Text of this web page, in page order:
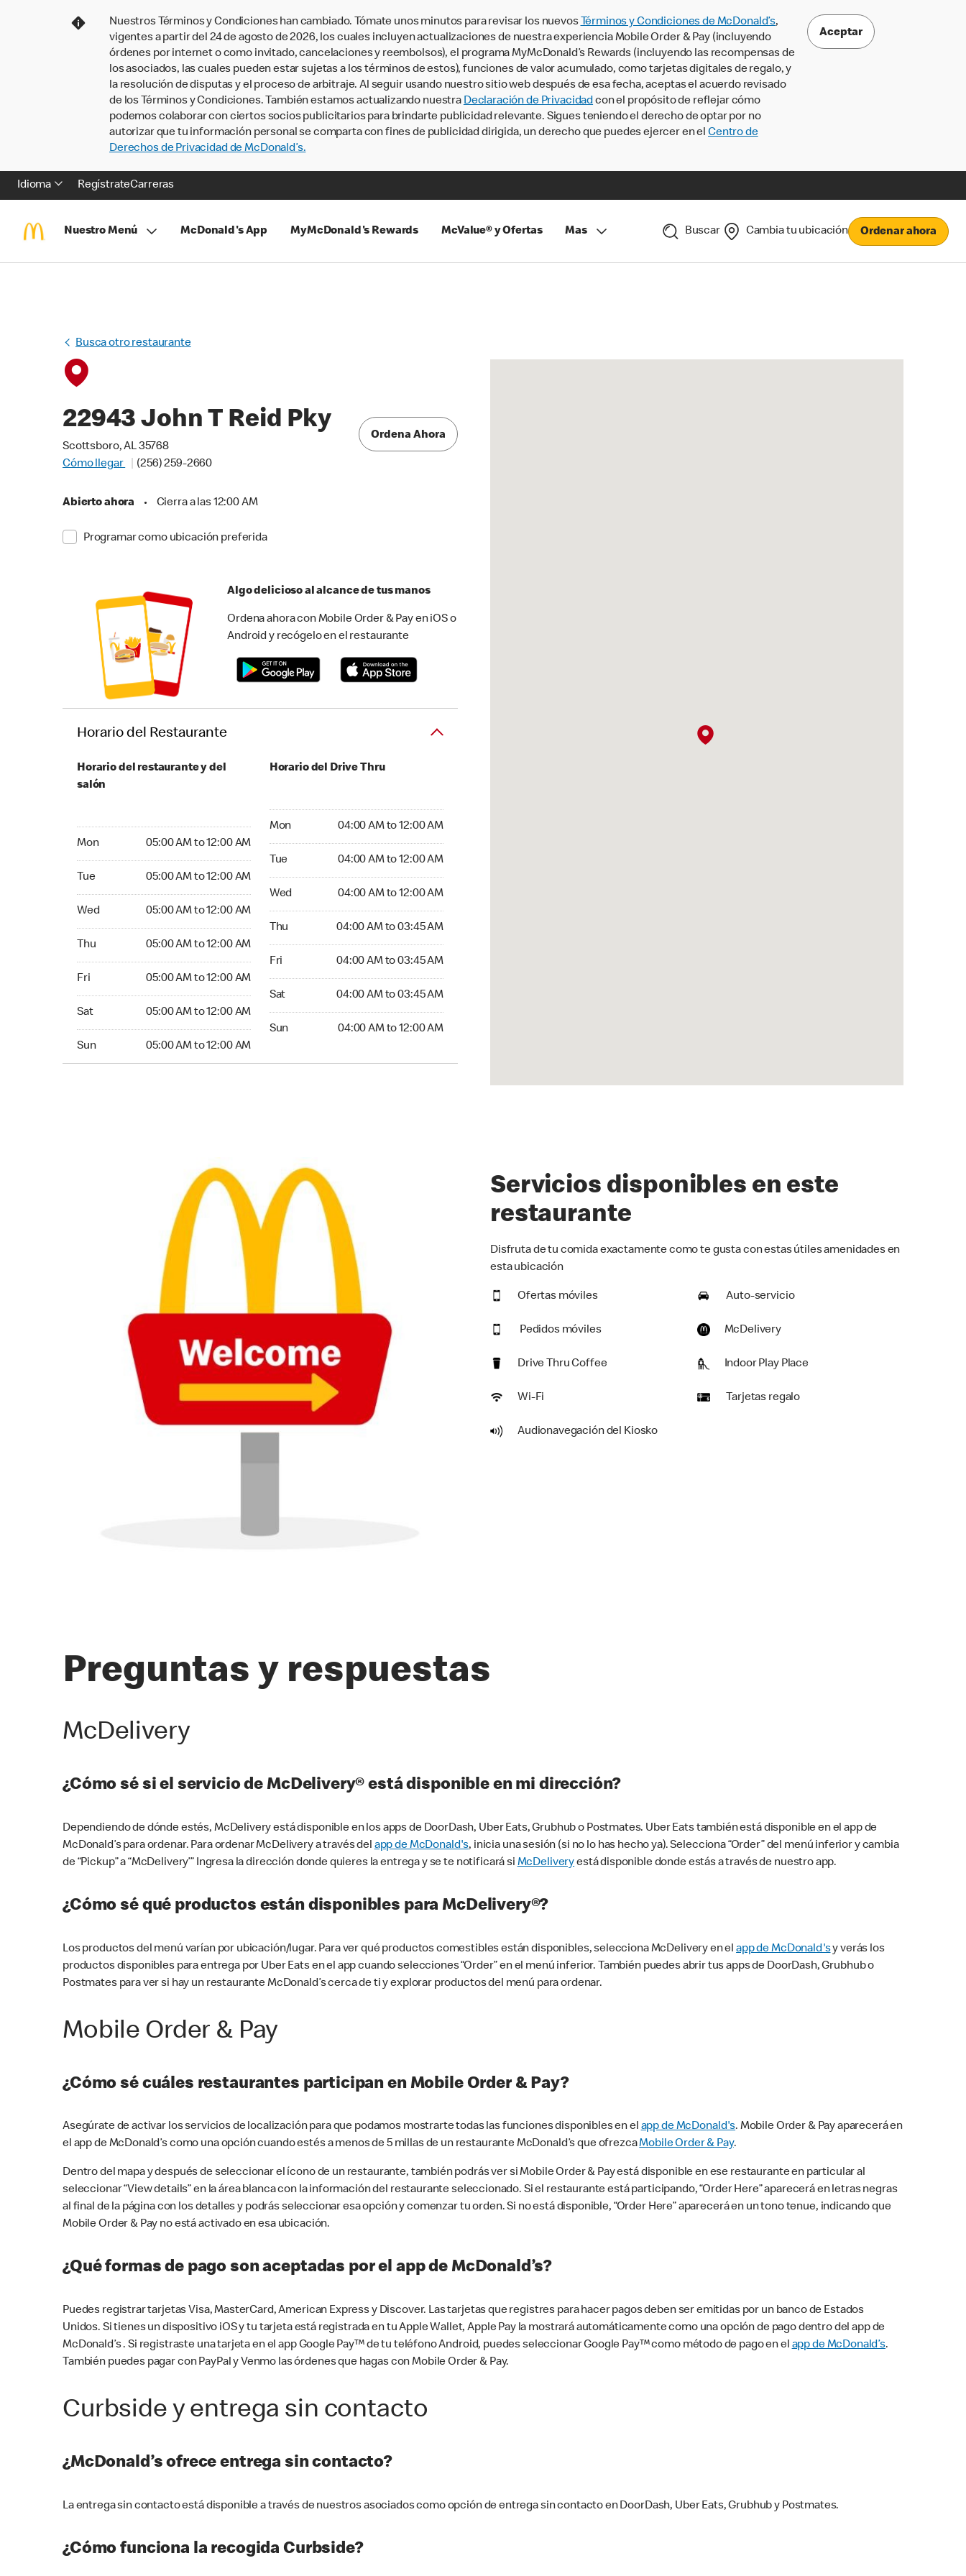
Nuestros Términos y Condiciones han cambiado. Tómate unos minutos para revisar los nuevos Términos y Condiciones de McDonald’s,
vigentes a partir del 24 de agosto de 2026, los cuales incluyen actualizaciones de nuestra experiencia Mobile Order & Pay (incluyendo
órdenes por internet o como invitado, cancelaciones y reembolsos), el programa MyMcDonald’s Rewards (incluyendo las recompensas de
los asociados, las cuales pueden estar sujetas a los términos de estos), funciones de valor acumulado, como tarjetas digitales de regalo, y
la resolución de disputas y el proceso de arbitraje. Al seguir usando nuestro sitio web después de esa fecha, aceptas el acuerdo revisado
de los Términos y Condiciones. También estamos actualizando nuestra Declaración de Privacidadcon el propósito de reflejar cómo
podemos colaborar con ciertos socios publicitarios para brindarte publicidad relevante. Sigues teniendo el derecho de optar por no
autorizar que tu información personal se comparta con fines de publicidad dirigida, un derecho que puedes ejercer en el Centro de
Derechos de Privacidad de McDonald’s.
Aceptar
Idioma RegístrateCarreras
Nuestro Menú McDonald's App MyMcDonald's Rewards McValue® y Ofertas Mas Buscar Cambia tu ubicación Ordenar ahora
Busca otro restaurante
22943 John T Reid Pky
Scottsboro, AL 35768
Cómo llegar
(256) 259-2660
Abierto ahora • Cierra a las 12:00 AM
Programar como ubicación preferida
Ordena Ahora
Algo delicioso al alcance de tus manos
Ordena ahora con Mobile Order & Pay en iOS o
Android y recógelo en el restaurante
Horario del Restaurante
Horario del restaurante y del
salón
Mon 05:00 AM to 12:00 AM
Tue 05:00 AM to 12:00 AM
Wed 05:00 AM to 12:00 AM
Thu 05:00 AM to 12:00 AM
Fri 05:00 AM to 12:00 AM
Sat 05:00 AM to 12:00 AM
Sun 05:00 AM to 12:00 AM
Horario del Drive Thru
Mon 04:00 AM to 12:00 AM
Tue 04:00 AM to 12:00 AM
Wed 04:00 AM to 12:00 AM
Thu 04:00 AM to 03:45 AM
Fri 04:00 AM to 03:45 AM
Sat 04:00 AM to 03:45 AM
Sun 04:00 AM to 12:00 AM
Servicios disponibles en este
restaurante
Disfruta de tu comida exactamente como te gusta con estas útiles amenidades en
esta ubicación
Ofertas móviles Auto-servicio
Pedidos móviles McDelivery
Drive Thru Coffee Indoor Play Place
Wi-Fi Tarjetas regalo
Audionavegación del Kiosko
Preguntas y respuestas
McDelivery
¿Cómo sé si el servicio de McDelivery® está disponible en mi dirección?
Dependiendo de dónde estés, McDelivery está disponible en los apps de DoorDash, Uber Eats, Grubhub o Postmates. Uber Eats también está disponible en el app de
McDonald’s para ordenar. Para ordenar McDelivery a través del app de McDonald's, inicia una sesión (si no lo has hecho ya). Selecciona “Order” del menú inferior y cambia
de “Pickup” a “McDelivery’” Ingresa la dirección donde quieres la entrega y se te notificará si McDeliveryestá disponible donde estás a través de nuestro app.
¿Cómo sé qué productos están disponibles para McDelivery®?
Los productos del menú varían por ubicación/lugar. Para ver qué productos comestibles están disponibles, selecciona McDelivery en elapp de McDonald'sy verás los
productos disponibles para entrega por Uber Eats en el app cuando selecciones “Order” en el menú inferior. También puedes abrir tus apps de DoorDash, Grubhub o
Postmates para ver si hay un restaurante McDonald’s cerca de ti y explorar productos del menú para ordenar.
Mobile Order & Pay
¿Cómo sé cuáles restaurantes participan en Mobile Order & Pay?
Asegúrate de activar los servicios de localización para que podamos mostrarte todas las funciones disponibles en elapp de McDonald's. Mobile Order & Pay aparecerá en
el app de McDonald’s como una opción cuando estés a menos de 5 millas de un restaurante McDonald’s que ofrezcaMobile Order & Pay.
Dentro del mapa y después de seleccionar el ícono de un restaurante, también podrás ver si Mobile Order & Pay está disponible en ese restaurante en particular al
seleccionar “View details” en la área blanca con la información del restaurante seleccionado. Si el restaurante está participando, “Order Here” aparecerá en letras negras
al final de la página con los detalles y podrás seleccionar esa opción y comenzar tu orden. Si no está disponible, “Order Here” aparecerá en un tono tenue, indicando que
Mobile Order & Pay no está activado en esa ubicación.
¿Qué formas de pago son aceptadas por el app de McDonald’s?
Puedes registrar tarjetas Visa, MasterCard, American Express y Discover. Las tarjetas que registres para hacer pagos deben ser emitidas por un banco de Estados
Unidos. Si tienes un dispositivo iOS y tu tarjeta está registrada en tu Apple Wallet, Apple Pay la mostrará automáticamente como una opción de pago dentro del app de
McDonald’s . Si registraste una tarjeta en el app Google Pay™ de tu teléfono Android, puedes seleccionar Google Pay™ como método de pago en elapp de McDonald’s.
También puedes pagar con PayPal y Venmo las órdenes que hagas con Mobile Order & Pay.
Curbside y entrega sin contacto
¿McDonald’s ofrece entrega sin contacto?
La entrega sin contacto está disponible a través de nuestros asociados como opción de entrega sin contacto en DoorDash, Uber Eats, Grubhub y Postmates.
¿Cómo funciona la recogida Curbside?